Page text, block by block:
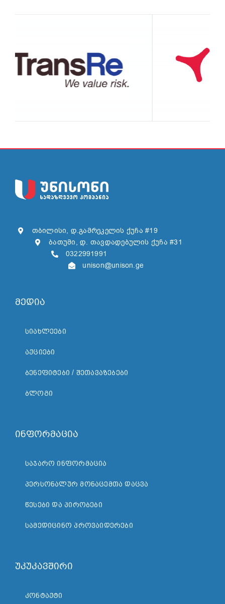
თბილისი, დ.გამრეკელის ქუჩა #19
ბათუმი, დ. თავდადებულის ქუჩა #31
0322991991
unison@unison.ge
მედია
ᲡᲘᲐᲮᲚᲔᲔᲑᲘ
ᲐᲥᲪᲘᲔᲑᲘ
ᲑᲔᲜᲔᲤᲘᲢᲔᲑᲘ / ᲨᲔᲗᲐᲕᲐᲖᲔᲑᲔᲑᲘ
ᲑᲚᲝᲒᲘ
ინფორმაცია
ᲡᲐᲯᲐᲠᲝ ᲘᲜᲤᲝᲠᲛᲐᲪᲘᲐ
ᲞᲔᲠᲡᲝᲜᲐᲚᲣᲠ ᲛᲝᲜᲐᲪᲔᲛᲗᲐ ᲓᲐᲪᲕᲐ
ᲬᲔᲡᲔᲑᲘ ᲓᲐ ᲞᲘᲠᲝᲑᲔᲑᲘ
ᲡᲐᲛᲔᲓᲘᲪᲘᲜᲝ ᲞᲠᲝᲕᲐᲘᲓᲔᲠᲔᲑᲘ
უკუკავშირი
ᲙᲝᲜᲢᲐᲥᲢᲘ